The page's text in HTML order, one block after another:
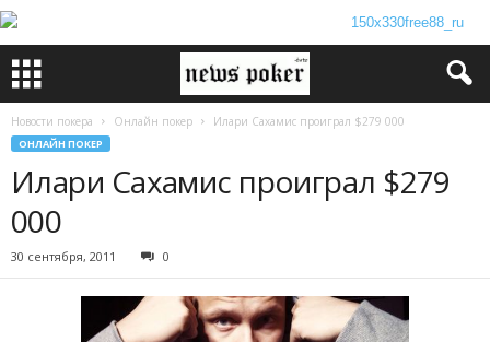
Новости покера Онлайн покер Илари Сахамис проиграл $279 000
ОНЛАЙН ПОКЕР
Илари Сахамис проиграл $279
000
30 сентября, 2011 0